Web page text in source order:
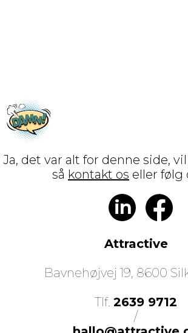
Ja, det var alt for denne side,
så kontakt os eller følg
in
Attractive
Bavnehøjvej 19, 8600
Tlf. 2639 9712
/